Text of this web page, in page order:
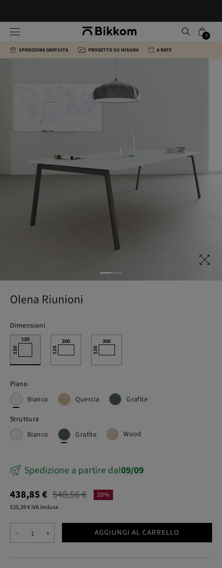
0
SPEDIZIONE GRATUITA PROGETTO SU MISURA A RATE
Olena Riunioni
Dimensioni
Piano
Bianco
Quercia Grafite
Struttura
Bianco
Grafite Wood
Spedizione a partire dal09/09
20%
438,85 € 548,56 €
535,39 € IVA inclusa
− + AGGIUNGI AL CARRELLO